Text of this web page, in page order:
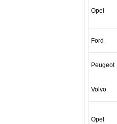
Opel
Ford
Peugeot
Volvo
Opel